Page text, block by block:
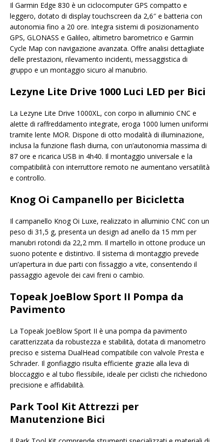
Il Garmin Edge 830 è un ciclocomputer GPS compatto e
leggero, dotato di display touchscreen da 2,6″ e batteria con
autonomia fino a 20 ore. Integra sistemi di posizionamento
GPS, GLONASS e Galileo, altimetro barometrico e Garmin
Cycle Map con navigazione avanzata. Offre analisi dettagliate
delle prestazioni, rilevamento incidenti, messaggistica di
gruppo e un montaggio sicuro al manubrio.
Lezyne Lite Drive 1000 Luci LED per Bici
La Lezyne Lite Drive 1000XL, con corpo in alluminio CNC e
alette di raffreddamento integrate, eroga 1000 lumen uniformi
tramite lente MOR. Dispone di otto modalità di illuminazione,
inclusa la funzione flash diurna, con un’autonomia massima di
87 ore e ricarica USB in 4h40. Il montaggio universale e la
compatibilità con interruttore remoto ne aumentano versatilità
e controllo.
Knog Oi Campanello per Bicicletta
Il campanello Knog Oi Luxe, realizzato in alluminio CNC con un
peso di 31,5 g, presenta un design ad anello da 15 mm per
manubri rotondi da 22,2 mm. Il martello in ottone produce un
suono potente e distintivo. Il sistema di montaggio prevede
un’apertura in due parti con fissaggio a vite, consentendo il
passaggio agevole dei cavi freni o cambio.
Topeak JoeBlow Sport II Pompa da
Pavimento
La Topeak JoeBlow Sport II è una pompa da pavimento
caratterizzata da robustezza e stabilità, dotata di manometro
preciso e sistema DualHead compatibile con valvole Presta e
Schrader. Il gonfiaggio risulta efficiente grazie alla leva di
bloccaggio e al tubo flessibile, ideale per ciclisti che richiedono
precisione e affidabilità.
Park Tool Kit Attrezzi per
Manutenzione Bici